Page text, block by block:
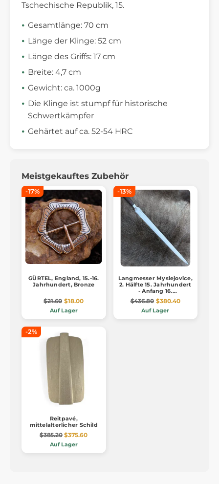
Tschechische Republik, 15.
Gesamtlänge: 70 cm
Länge der Klinge: 52 cm
Länge des Griffs: 17 cm
Breite: 4,7 cm
Gewicht: ca. 1000g
Die Klinge ist stumpf für historische
Schwertkämpfer
Gehärtet auf ca. 52-54 HRC
Meistgekauftes Zubehör
-17%
GÜRTEL, England, 15.-16.
Jahrhundert, Bronze
$21.60 $18.00
Auf Lager
-13%
Langmesser Myslejovice,
2. Hälfte 15. Jahrhundert
- Anfang 16.
Jahrhundert, scharfe
Nachbildung
$436.80 $380.40
Auf Lager
-2%
Reitpavé,
mittelalterlicher Schild
$385.20 $375.60
Auf Lager